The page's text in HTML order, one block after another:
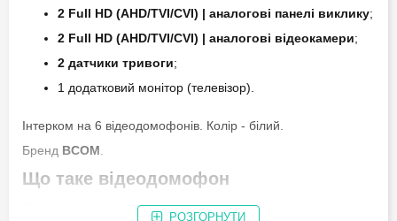
пам'яті
(максимальний
Додаткові функції
виклику:
вбудоване реле для відчинення
турбувати» («сон»); медіаплеєр;
MP3 мелодії
Блок живлення
домофона:
вбудований
2 Full HD (AHD/TVI/CVI) | аналогові панелі виклику;
2 Full HD (AHD/TVI/CVI) | аналогові відеокамери;
2 датчики тривоги;
1 додатковий монітор (телевізор).
Інтерком на 6 відеодомофонів. Колір - білий.
Бренд BCOM.
Що таке відеодомофон
- переговорний пристрій, який дозволяє,
РОЗГОРНУТИ